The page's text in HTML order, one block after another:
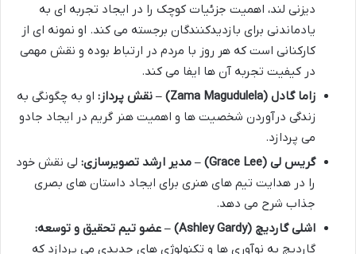
دیزنی لند، اهمیت جزئیات کوچک را در ایجاد تجربه ای به
یادماندنی برای بازدیدکنندگان برجسته می کند. او نمونه ای از
کارکنانی است که هر روز با مردم در ارتباط بوده و نقش مهمی
در کیفیت تجربه آن ها ایفا می کند.
زاما گادل (Zama Magudulela) – نقش پرداز:
او به چگونگی به
زندگی درآوردن شخصیت ها و اهمیت هنر گریم در ایجاد جادو
می پردازد.
گریس لی (Grace Lee) – مدیر ارشد تصویرسازی:
لی نقش خود
را در هدایت تیم های هنری برای ایجاد داستان های بصری
جذاب شرح می دهد.
اشلی گاردیچ (Ashley Gardy) – عضو تیم تحقیق و توسعه:
گاردیچ به نوآوری ها و تکنولوژی های جدیدی می پردازد که